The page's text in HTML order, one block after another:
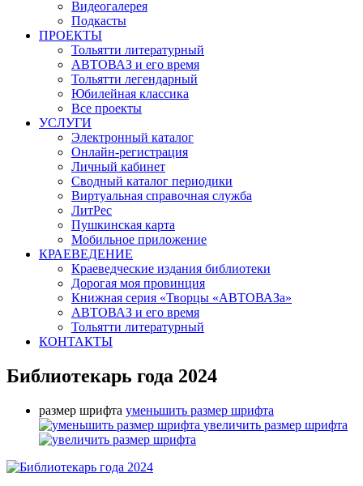
Видеогалерея
Подкасты
ПРОЕКТЫ
Тольятти литературный
АВТОВАЗ и его время
Тольятти легендарный
Юбилейная классика
Все проекты
УСЛУГИ
Электронный каталог
Онлайн-регистрация
Личный кабинет
Сводный каталог периодики
Виртуальная справочная служба
ЛитРес
Пушкинская карта
Мобильное приложение
КРАЕВЕДЕНИЕ
Краеведческие издания библиотеки
Дорогая моя провинция
Книжная серия «Творцы «АВТОВАЗа»
АВТОВАЗ и его время
Тольятти литературный
КОНТАКТЫ
Библиотекарь года 2024
размер шрифта уменьшить размер шрифта
увеличить размер шрифта